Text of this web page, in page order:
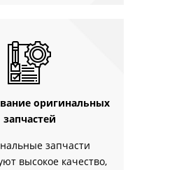
оригинальных
запчастей
запчасти
высокое качество,